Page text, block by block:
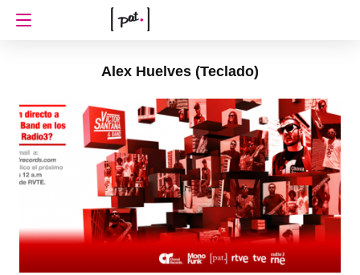
Alex Huelves (Teclado)